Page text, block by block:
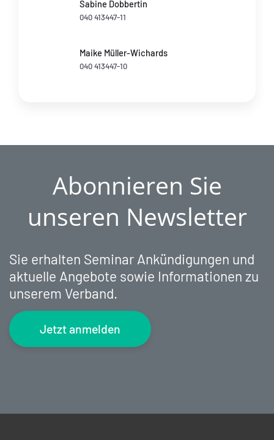
Sabine Dobbertin
040 413447-11
Maike Müller-Wichards
040 413447-10
Abonnieren Sie
unseren Newsletter
Sie erhalten Seminar Ankündigungen und
aktuelle Angebote sowie Informationen zu
unserem Verband.
Jetzt anmelden